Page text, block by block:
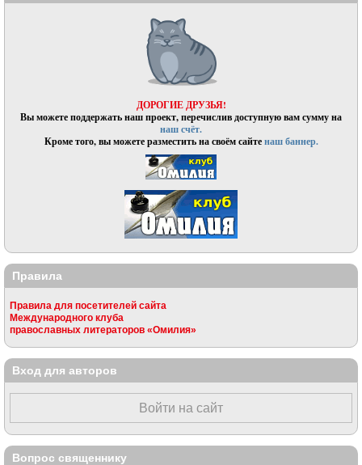
ДОРОГИЕ ДРУЗЬЯ!
Вы можете поддержать наш проект, перечислив доступную вам сумму на
наш счёт.
Кроме того, вы можете разместить на своём сайтенаш баннер.
Правила
Правила для посетителей сайта
Международного клуба
православных литераторов «Омилия»
Вход для авторов
Войти на сайт
Вопрос священнику